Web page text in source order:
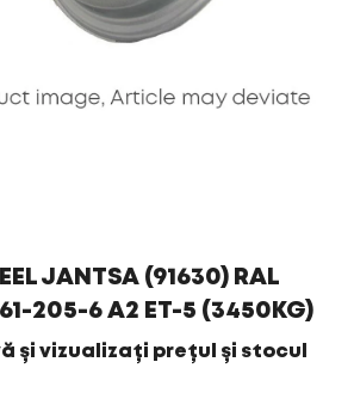
JANTSA (91630) RAL
205-6 A2 ET-5 (3450KG)
vizualizați prețul și stocul